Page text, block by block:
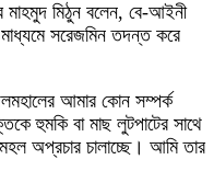
মাহমুদ মিঠুন বলেন, বে-আইনী
সরেজমিন তদন্ত করে
আমার কোন সম্পর্ক
হুমকি বা মাছ লুটপাটের সাথে
অপ্রচার চালাচ্ছে। আমি তার